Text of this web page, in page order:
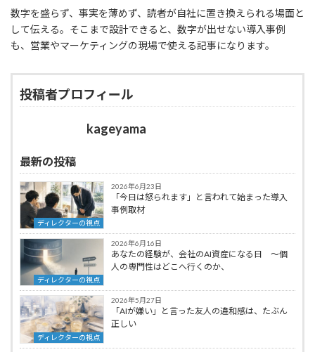
数字を盛らず、事実を薄めず、読者が自社に置き換えられる場面と
して伝える。そこまで設計できると、数字が出せない導入事例
も、営業やマーケティングの現場で使える記事になります。
投稿者プロフィール
kageyama
最新の投稿
ディレクターの視点
2026年6月23日
「今日は怒られます」と言われて始まった導入
事例取材
ディレクターの視点
2026年6月16日
あなたの経験が、会社のAI資産になる日 ～個
人の専門性はどこへ行くのか、
ディレクターの視点
2026年5月27日
「AIが嫌い」と言った友人の違和感は、たぶん
正しい